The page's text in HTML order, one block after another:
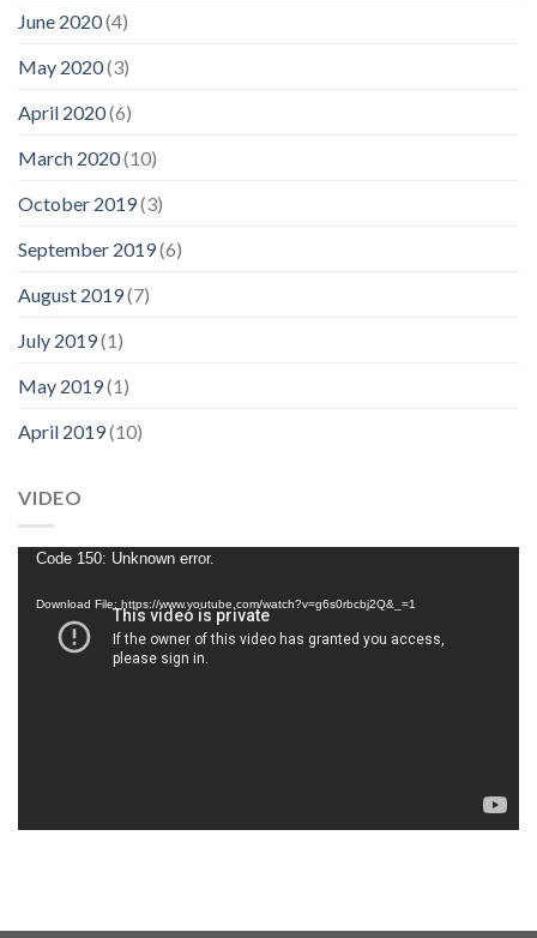
June 2020(4)
May 2020(3)
April 2020(6)
March 2020(10)
October 2019(3)
September 2019(6)
August 2019(7)
July 2019(1)
May 2019(1)
April 2019(10)
VIDEO
Video
Code 150: Unknown error.
Download File: https://www.youtube.com/watch?v=g6s0rbcbj2Q&_=1